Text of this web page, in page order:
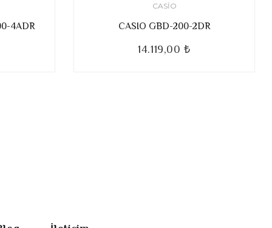
4ADR
CASIO
CASIO GBD-200-2DR
14.119,00 ₺